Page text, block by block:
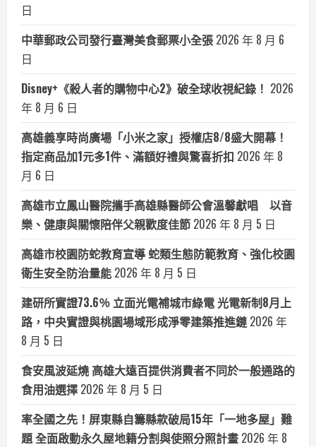
日
中華郵政公司發行臺灣美食郵票小全張 2026 年 8 月 6
日
Disney+《殺人者的購物中心2》破全球收視紀錄！ 2026
年 8 月 6 日
高雄義享時尚廣場「小米之家」授權店8/8盛大開幕！
指定商品加1元多1件、滿額好禮與驚喜折扣 2026 年 8
月 6 日
高雄市立鳳山醫院攜手高雄縣醫師公會溫馨獻唱 以音
樂、健康與關懷陪伴父親歡度佳節 2026 年 8 月 5 日
高雄市校園防蛇教育宣導 蛇類生態防範教育、強化校園
衛生安全防治量能 2026 年 8 月 5 日
建研所實證73.6％ 立面光電補城市綠電 光電新制8月上
路，中央實證與桃園場域形成淨零建築推進鏈 2026 年
8 月 5 日
食安風波延燒 高雄大遠百提供消費者不同於一般通路的
食用油選擇 2026 年 8 月 5 日
率全國之先！屏東縣自籌縣款破局15年「一地多屋」難
題 全面啟動永久屋地籍分割與使照分照計畫 2026 年 8